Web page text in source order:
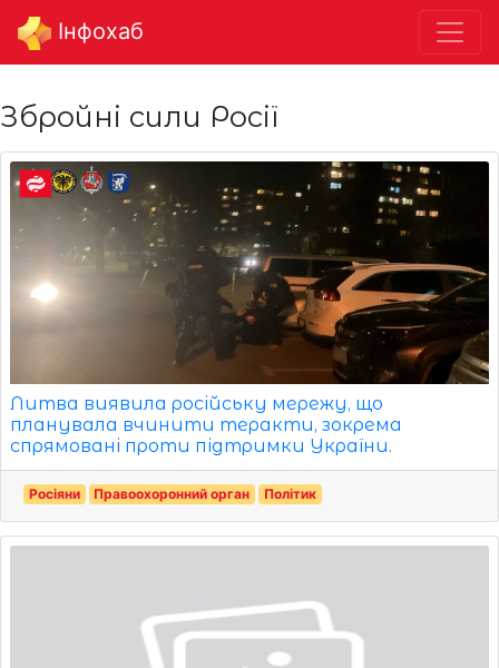
Інфохаб
Збройні сили Росії
Литва виявила російську мережу, що
планувала вчинити теракти, зокрема
спрямовані проти підтримки України.
Росіяни Правоохоронний орган Політик